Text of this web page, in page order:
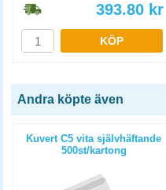
393.80 kr
KÖP
Andra köpte även
Kuvert C5 vita självhäftande
500st/kartong